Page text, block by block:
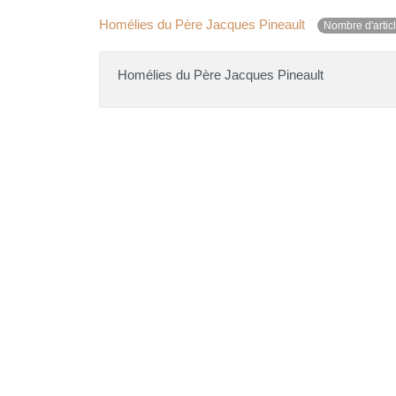
Homélies du Père Jacques Pineault Nombre
Homélies du Père Jacques Pineault